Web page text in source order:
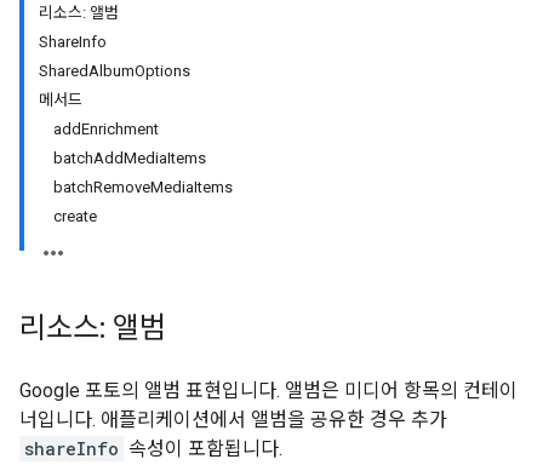
리소스: 앨범
ShareInfo
SharedAlbumOptions
메서드
addEnrichment
batchAddMediaItems
batchRemoveMediaItems
create
리소스: 앨범
Google 포토의 앨범 표현입니다. 앨범은 미디어 항목의 컨테이
너입니다. 애플리케이션에서 앨범을 공유한 경우 추가
shareInfo 속성이 포함됩니다.